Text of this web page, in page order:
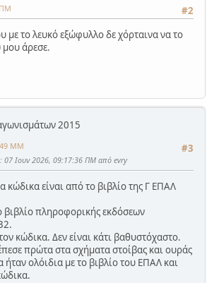
#2
ΠΜ
με το λευκό εξώφυλλο δε χόρταινα να το
άρεσε.
2015
#3
ΜΜ
: 07 Ιουν 2026, 09:17:36 ΠΜ από evry
κώδικα είναι από το βιβλίο της Γ ΕΠΑΛ
βιβλίο πληροφορικής εκδόσεων
κώδικα. Δεν είναι κάτι βαθυστόχαστο.
πρώτα στα σχήματα στοίβας και ουράς
ήταν ολόιδια με το βιβλίο του ΕΠΑΛ και